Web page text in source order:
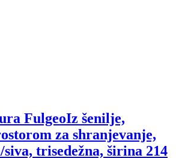
FulgeoIz šenilje,
za shranjevanje,
trisedežna, širina 214